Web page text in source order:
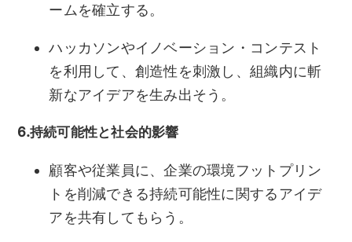
ームを確立する。
ハッカソンやイノベーション・コンテスト
を利用して、創造性を刺激し、組織内に斬
新なアイデアを生み出そう。
6.持続可能性と社会的影響
顧客や従業員に、企業の環境フットプリン
トを削減できる持続可能性に関するアイデ
アを共有してもらう。